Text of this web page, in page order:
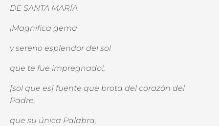
DE SANTA MARÍA
¡Magnifica gema
y sereno esplendor del sol
que te fue impregnado!,
[sol que es] fuente que brota del corazón del
Padre,
que su única Palabra,